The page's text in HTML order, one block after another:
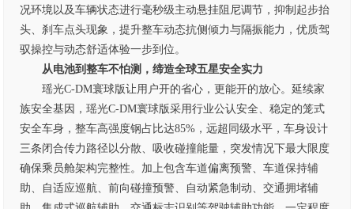
况环境以及车辆状态进行毫秒级主动悬挂阻尼调节，抑制起步抬
头、刹车点头现象，提升整车动态抗侧倾力与隔振能力，优质驾
驭操控与动态舒适体验一步到位。
从电池到整车不怕测，缔造全球五星安全实力
瑶光C-DM寰球版让用户开的省心，更能开的放心。延续家
族安全基因，瑶光C-DM寰球版采用行业公认安全、稳定的笼式
安全车身，整车高强度钢占比达85%，远超同级水平，车身设计
三条闭合传力路径以分散、吸收碰撞能量，突发情况下最大限度
确保乘员舱架构完整性。加上包含车道偏离预警、车道保持辅
助、自适应巡航、前向碰撞预警、自动紧急制动、交通拥堵辅